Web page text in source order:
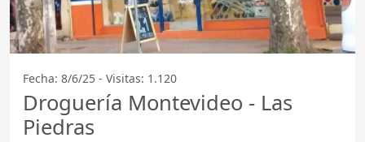
Fecha: 8/6/25 - Visitas: 1.120
Droguería Montevideo - Las
Piedras